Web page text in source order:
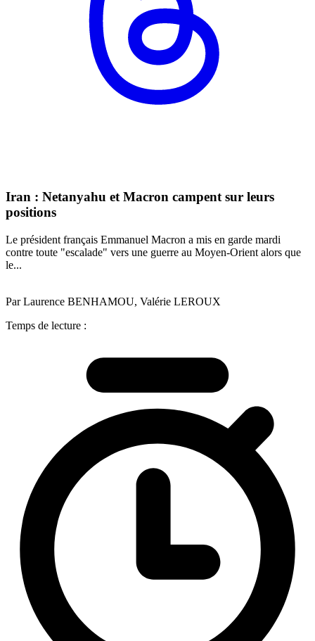
Iran : Netanyahu et Macron campent sur leurs
positions
Le président français Emmanuel Macron a mis en garde mardi
contre toute "escalade" vers une guerre au Moyen-Orient alors que
le...
Par Laurence BENHAMOU, Valérie LEROUX
Temps de lecture :